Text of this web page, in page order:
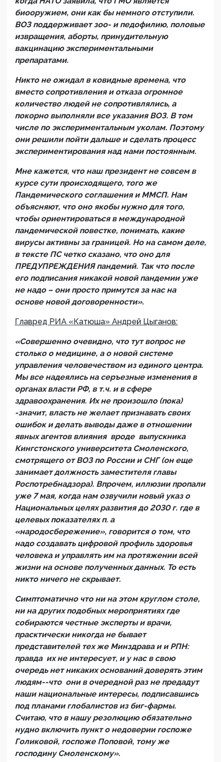
биооружием, они как бы немного отступили.
ВОЗ поддерживает зоо- и педофилию, половые
извращения, аборты, принудительную
вакцинацию экспериментальными
препаратами.
Никто не ожидал в ковидные времена, что
вместо сопротивления и отказа огромное
количество людей не сопротивлялись, а
покорно выполняли все указания ВОЗ. В том
числе по экспериментальным уколам. Поэтому
они решили пойти дальше и сделать процесс
экспериментирования над нами постоянным.
Мне кажется, что наш президент не совсем в
курсе сути происходящего, того же
Пандемического соглашения и ММСП. Нам
объясняют, что оно якобы нужно для того,
чтобы ориентироваться в международной
пандемической повестке, понимать, какие
вирусы активны за границей. Но на самом деле,
в тексте ПС четко сказано, что оно для
ПРЕДУПРЕЖДЕНИЯ пандемий. Так что после
его подписания никакой новой пандемии уже
не надо – они просто примутся за нас на
основе новой договоренности».
Главред РИА «Катюша» Андрей Цыганов:
«Совершенно очевидно, что тут вопрос не
столько о медицине, а о новой системе
управления человечеством из единого центра.
Мы все надеялись на серъезные изменения в
органах власти РФ, в т.ч. и в сфере
здравоохранения. Их не произошло (пока)
-значит, власть не желает признавать своих
ошибок и делать выводы даже в отношении
явных агентов влияния вроде выпускника
Кингстонского университета Смоленского,
смотрящего от ВОЗ по России и СНГ (он еще
занимает должность заместителя главы
Роспотребнадзора). Впрочем, иллюзии пропали
уже 7 мая, когда нам озвучили новый указ о
Национальных целях развития до 2030 г. где в
целевых показателях п. а
«народосбережение», говорится о том, что
надо создавать цифровой профиль здоровья
человека и управлять им на протяжении всей
жизни на основе полученных данных. То есть
никто ничего не скрывает.
Симптоматично что ни на этом круглом столе,
ни на других подобных мероприятиях где
собираются честные эксперты и врачи,
прасктически никогда не бывает
представителей тех же Минздрава и и РПН:
правда их не интересует, и у нас в свою
очередь нет никаких оснований доверять этим
людям--что они в очередной раз не предадут
наши национальные интересы, подписавшись
под планами глобалистов из биг-фармы.
Считаю, что в нашу резолюцию обязательно
нудно включить пункт о недоверии госпоже
Голиковой, госпоже Поповой, тому же
господину Смоленскому».